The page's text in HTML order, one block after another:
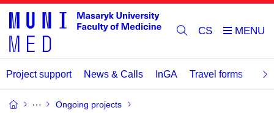
CS
Project support News & Calls InGA Travel forms
Ongoing projects